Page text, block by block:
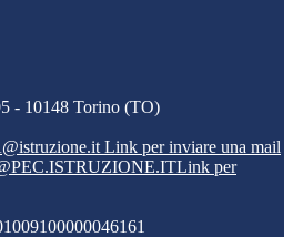
- 10148 Torino (TO)
Link per inviare una mail
Link per